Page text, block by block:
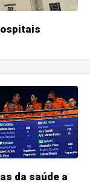
da saúde a